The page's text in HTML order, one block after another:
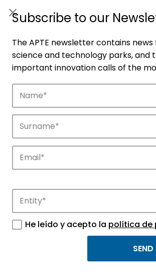
Companies
Discover the companies that
innovation in APTE’s parks.
Newronia Sl
Subscribe to our
The APTE newsletter contains news
science and technology parks, and
important innovation calls of the
He leído y acepto la política de